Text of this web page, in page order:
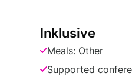
Inklusive
Meals: Other
Supported